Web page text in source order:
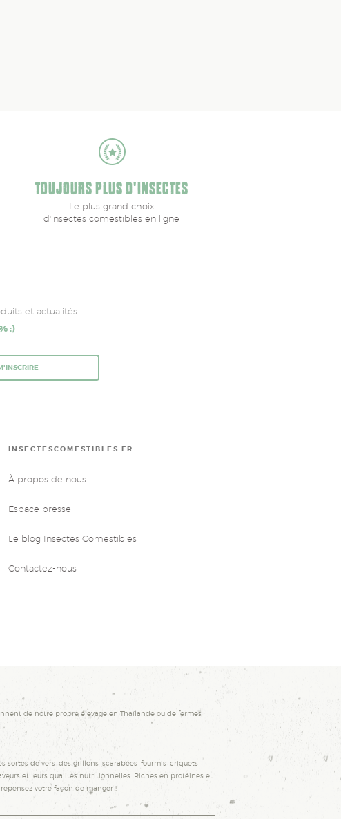
TOUJOURS PLUS D'INSECTES
Le plus grand choix
d'insectes comestibles en ligne
et actualités !
:)
INSECTESCOMESTIBLES.FR
À propos de nous
Espace presse
Le blog Insectes Comestibles
Contactez-nous
de notre propre élevage en Thaïlande ou de fermes
de vers, des grillons, scarabées, fourmis, criquets,
et leurs qualités nutritionnelles. Riches en protéines et
votre façon de manger !